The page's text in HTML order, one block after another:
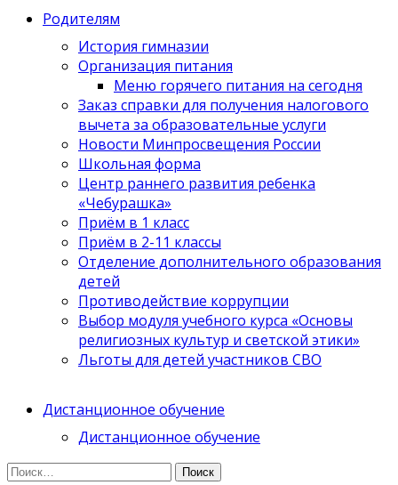
Родителям
История гимназии
Организация питания
Меню горячего питания на сегодня
Заказ справки для получения налогового
вычета за образовательные услуги
Новости Минпросвещения России
Школьная форма
Центр раннего развития ребенка
«Чебурашка»
Приём в 1 класс
Приём в 2-11 классы
Отделение дополнительного образования
детей
Противодействие коррупции
Выбор модуля учебного курса «Основы
религиозных культур и светской этики»
Льготы для детей участников СВО
Дистанционное обучение
Дистанционное обучение
Найти: